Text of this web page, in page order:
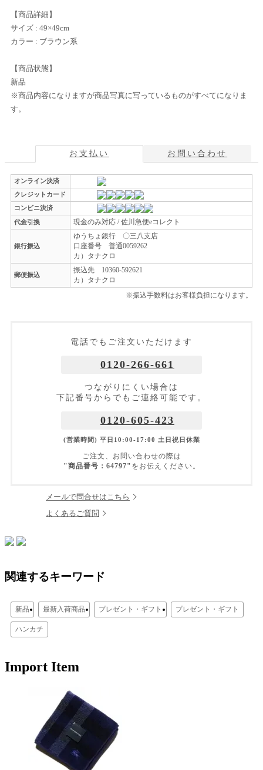
【商品詳細】
サイズ : 49×49cm
カラー : ブラウン系
【商品状態】
新品
※商品内容になりますが商品写真に写っているものがすべてになりま
す。
お支払い お問い合わせ
オンライン決済
クレジットカード
コンビニ決済
代金引換
現金のみ対応 / 佐川急便eコレクト
銀行振込
ゆうちょ銀行 〇三八支店
口座番号 普通0059262
カ）タナクロ
郵便振込
振込先 10360-592621
カ）タナクロ
※振込手数料はお客様負担になります。
電話でもご注文いただけます
0120-266-661
つながりにくい場合は
下記番号からでもご連絡可能です。
0120-605-423
(営業時間) 平日10:00-17:00 土日祝日休業
ご注文、お問い合わせの際は
"商品番号：64797" をお伝えください。
メールで問合せはこちら
よくあるご質問
関連するキーワード
新品 最新入荷商品 プレゼント・ギフト プレゼント・ギフト
ハンカチ
Import Item